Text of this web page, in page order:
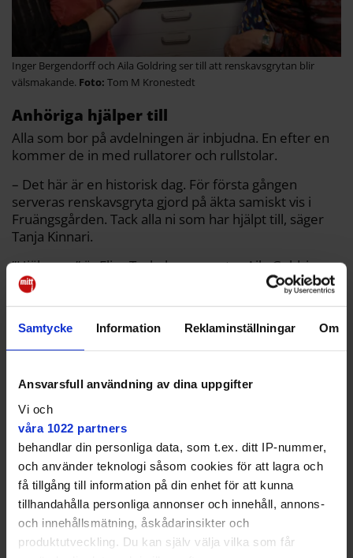
Samtycke Information Reklaminställningar Om
Ansvarsfull användning av dina uppgifter
Vi och
våra 1022 partners
behandlar din personliga data, som t.ex. ditt IP-nummer,
och använder teknologi såsom cookies för att lagra och
få tillgång till information på din enhet för att kunna
tillhandahålla personliga annonser och innehåll, annons-
och innehållsmätning, åskådarinsikter och
produktutveckling. Du kan själv välja vilka som får
Inger Bergendorff och Aila Goldring ser till att renskavsgrytan blir
välsmakande.
Tom M Kronestedt
Anhöriga hjälper till
Alla som bor på avdelningen är inbjudna. En efter en
kommer de in med rullatorer och rullstolar.
– Det här är en historisk dag. För första gången
serveras renskavsgryta gjord på äkta samiskt vis i
Fruängsgården. Tack alla ni som har hjälpt till, säger
Tanja Kinnari.
”Hjälparna” är Elias Torkelssons syster Aila Goldring
som beställt renkött av god kvalitet och sedan lagat
grytan ihop med Inger Bergendorff, som också är
Virdi Kroik, som har täta band till Elias, har hjälpt till.
Jag saknar att få prata
samiska.
– Elias är min fars gamle vän ända sedan de gick
nomadskola när de var små. Han har betytt mycket
för mig. Som hemspråkslärare har han lärt både mig
och min dotter samiska, berättar hon.